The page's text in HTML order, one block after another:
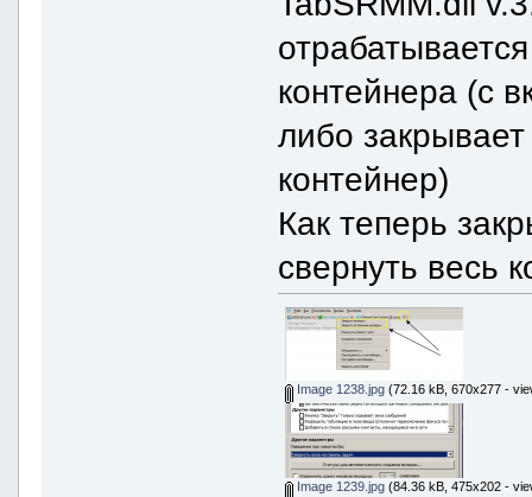
контейнера (с
либо
контейнер)
Как теперь
свернуть весь
Image 1238.jpg(72.16 kB, 670x277 -
Image 1239.jpg(84.36 kB, 475x202 -